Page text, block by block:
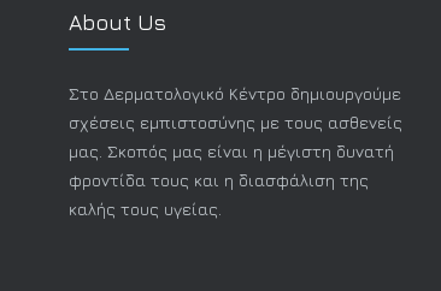
About Us
Στο Δερματολογικό Κέντρο δημιουργούμε
σχέσεις εμπιστοσύνης με τους ασθενείς
μας. Σκοπός μας είναι η μέγιστη δυνατή
φροντίδα τους και η διασφάλιση της
καλής τους υγείας.